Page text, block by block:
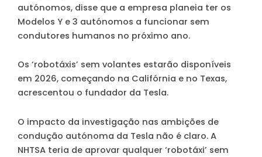
autónomos, disse que a empresa planeia ter os
Modelos Y e 3 autónomos a funcionar sem
condutores humanos no próximo ano.
Os ‘robotáxis’ sem volantes estarão disponíveis
em 2026, começando na Califórnia e no Texas,
acrescentou o fundador da Tesla.
O impacto da investigação nas ambições de
condução autónoma da Tesla não é claro. A
NHTSA teria de aprovar qualquer ‘robotáxi’ sem